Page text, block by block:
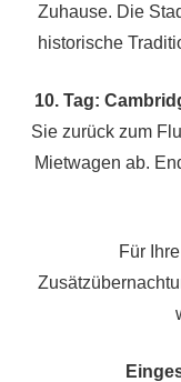
Zuhause. Die
historische
10. Tag:
Sie zurück zum
Mietwagen ab.
Für